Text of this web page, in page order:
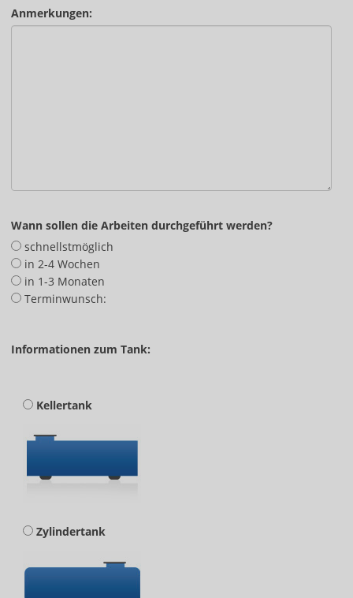
Anmerkungen:
Wann sollen die Arbeiten durchgeführt werden?
schnellstmöglich
in 2-4 Wochen
in 1-3 Monaten
Terminwunsch:
Informationen zum Tank:
Kellertank
Zylindertank